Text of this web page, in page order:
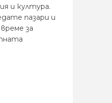
и култура.
пазари и
за